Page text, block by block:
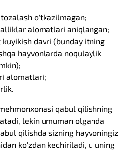
o'tkazilmagan;
alomatlari aniqlangan;
kuyikish davri (bunday itning
hayvonlarda noqulaylik
alomatlari;
qabul qilishning
lekin umuman olganda
qilishda sizning hayvoningiz
ko'zdan kechiriladi, u uning